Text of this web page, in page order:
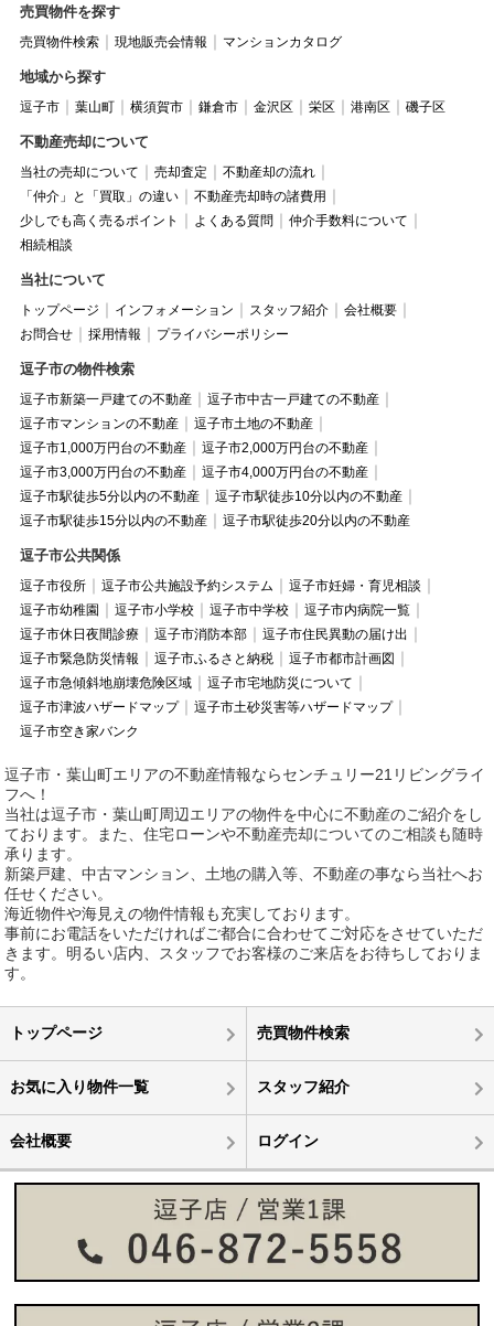
売買物件を探す
売買物件検索 現地販売会情報 マンションカタログ
地域から探す
逗子市 葉山町 横須賀市 鎌倉市 金沢区 栄区 港南区 磯子区
不動産売却について
当社の売却について 売却査定
不動産却の流れ
「仲介」と「買取」の違い
不動産売却時の諸費用
少しでも高く売るポイント
よくある質問
仲介手数料について
相続相談
当社について
トップページ インフォメーション スタッフ紹介
会社概要
お問合せ
採用情報 プライバシーポリシー
逗子市の物件検索
逗子市新築一戸建ての不動産
逗子市中古一戸建ての不動産
逗子市マンションの不動産
逗子市土地の不動産
逗子市1,000万円台の不動産
逗子市2,000万円台の不動産
逗子市3,000万円台の不動産
逗子市4,000万円台の不動産
逗子市駅徒歩5分以内の不動産
逗子市駅徒歩10分以内の不動産
逗子市駅徒歩15分以内の不動産
逗子市駅徒歩20分以内の不動産
逗子市公共関係
逗子市役所 逗子市公共施設予約システム
逗子市妊婦・育児相談
逗子市幼稚園
逗子市小学校 逗子市中学校
逗子市内病院一覧
逗子市休日夜間診療
逗子市消防本部
逗子市住民異動の届け出
逗子市緊急防災情報
逗子市ふるさと納税
逗子市都市計画図
逗子市急傾斜地崩壊危険区域
逗子市宅地防災について
逗子市津波ハザードマップ
逗子市土砂災害等ハザードマップ
逗子市空き家バンク
逗子市・葉山町エリアの不動産情報ならセンチュリー21リビングライ
フへ！
当社は逗子市・葉山町周辺エリアの物件を中心に不動産のご紹介をし
ております。また、住宅ローンや不動産売却についてのご相談も随時
承ります。
新築戸建、中古マンション、土地の購入等、不動産の事なら当社へお
任せください。
海近物件や海見えの物件情報も充実しております。
事前にお電話をいただければご都合に合わせてご対応をさせていただ
きます。明るい店内、スタッフでお客様のご来店をお待ちしておりま
す。
トップページ 売買物件検索
お気に入り物件一覧 スタッフ紹介
会社概要 ログイン